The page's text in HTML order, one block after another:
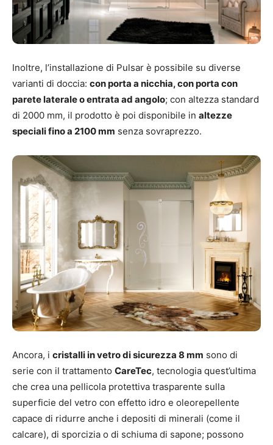
Inoltre, l’installazione di Pulsar è possibile su diverse
varianti di doccia: con porta a nicchia, con porta con
parete laterale o entrata ad angolo; con altezza standard
di 2000 mm, il prodotto è poi disponibile in altezze
speciali fino a 2100 mm senza sovraprezzo.
Ancora, i cristalli in vetro di sicurezza 8 mm sono di
serie con il trattamento CareTec, tecnologia quest’ultima
che crea una pellicola protettiva trasparente sulla
superficie del vetro con effetto idro e oleorepellente
capace di ridurre anche i depositi di minerali (come il
calcare), di sporcizia o di schiuma di sapone; possono